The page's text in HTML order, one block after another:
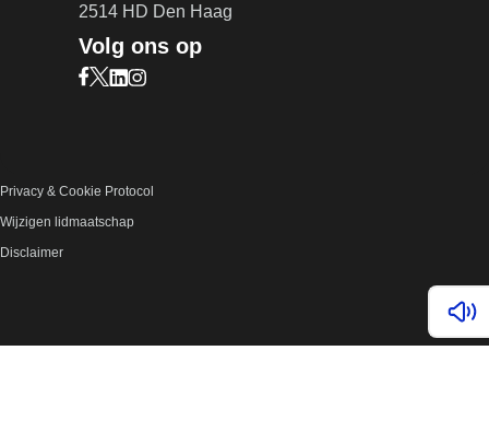
2514 HD Den Haag
Volg ons op
Bezoek onze Facebook pagina (opent in nieuw
Bezoek onze X pagina (opent in nieuw tabblad)
Bezoek onze LinkedIn pagina (opent in nieuw
Bezoek onze Instagram pagina (opent in
Privacy & Cookie Protocol
Wijzigen lidmaatschap
Disclaimer